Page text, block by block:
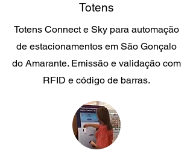
Totens
Totens Connect e Sky para automação
de estacionamentos em São Gonçalo
do Amarante. Emissão e validação com
RFID e código de barras.